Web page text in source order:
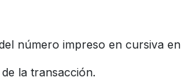
número impreso en cursiva
la transacción.